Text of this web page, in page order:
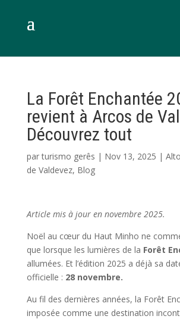
La Forêt Enchantée
revient à Arcos de
Découvrez tout
parturismo gerês | Nov 13, 2025 |
de Valdevez, Blog
Article mis à jour en novembre 2025.
Noël au cœur du Haut Minho ne
que lorsque les lumières de la Forêt
allumées. Et l’édition 2025 a déjà sa
officielle : 28 novembre.
Au fil des dernières années, la Forêt
imposée comme une destination